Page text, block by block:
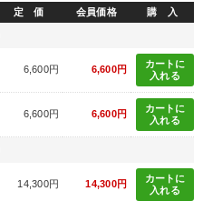
定 価 会員価格 購 入
6,600円 6,600円
カートに
入れる
6,600円 6,600円
カートに
入れる
14,300円 14,300円
カートに
入れる